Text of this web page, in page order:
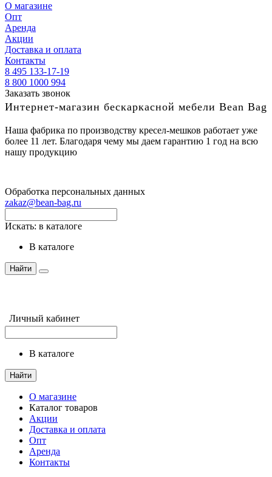
О магазине
Опт
Аренда
Акции
Доставка и оплата
Контакты
8 495 133-17-19
8 800 1000 994
Заказать звонок
Интернет-магазин бескаркасной мебели Bean Bag
Наша фабрика по производству кресел-мешков работает уже
более 11 лет. Благодаря чему мы даем гарантию 1 год на всю
нашу продукцию
Обработка персональных данных
zakaz@bean-bag.ru
Искать: в каталоге
в каталоге
Найти
Личный кабинет
в каталоге
Найти
О магазине
Каталог товаров
Акции
Доставка и оплата
Опт
Аренда
Контакты